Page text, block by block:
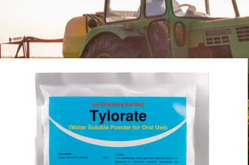
الرئيسية منتجات الصحة الحيوانية أدوية بيطرية